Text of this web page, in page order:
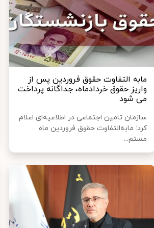
مابه‌ التفاوت حقوق فروردین پس از
واریز حقوق خردادماه، جداگانه پرداخت
می‌ شود
سازمان تامین اجتماعی در اطلاعیه‌ای اعلام
کرد: مابه‌التفاوت حقوق فروردین ماه
مستم...